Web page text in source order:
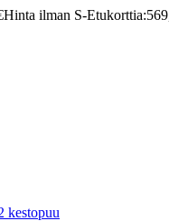
Hinta ilman S-Etukorttia:
kestopuu